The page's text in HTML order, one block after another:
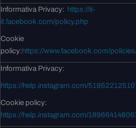
Informativa Privacy: https://it-
it.facebook.com/policy.php
Cookie
policy:https://www.facebook.com/
Informativa Privacy:
https://help.instagram.com/
Cookie policy:
https://help.instagram.com/